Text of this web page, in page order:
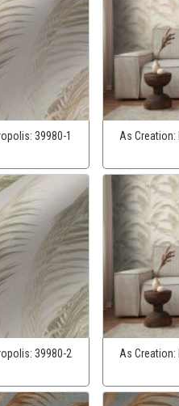
39980-1 As Creation:
39980-2 As Creation: